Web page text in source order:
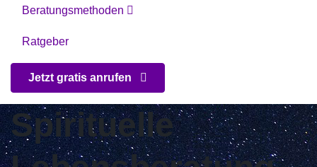
Beratungsmethoden
Ratgeber
Jetzt gratis anrufen
Spirituelle